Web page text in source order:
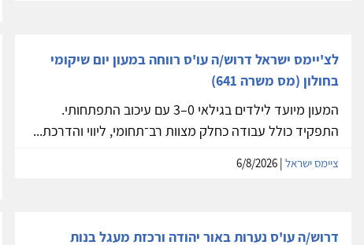
לצ'יימס ישראל דרוש/ה עו'ס רווחה במעון יום שיקומי
בחולון (מס משרה 641)
המעון מיועד לילדים בגילאי 0–3 עם עיכוב התפתחותי.
התפקיד כולל עבודה כחלק מצוות רב־תחומי, ליווי והדרכת...
ציימס ישראל
דרוש/ה עו'ס נערות באור יהודה ורכזת מעגל בנות